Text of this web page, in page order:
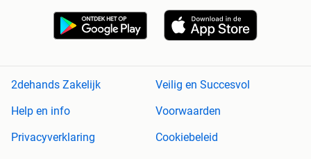
2dehands Zakelijk
Veilig en Succesvol
Help en info
Voorwaarden
Privacyverklaring
Cookiebeleid